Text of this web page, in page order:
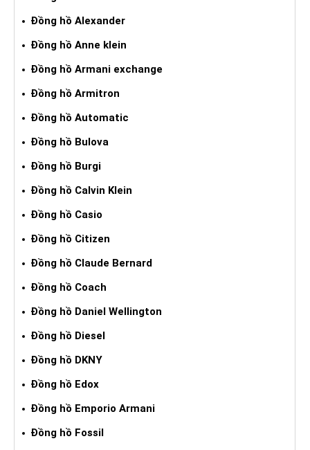
Đồng hồ Alexander
Đồng hồ Anne klein
Đồng hồ Armani exchange
Đồng hồ Armitron
Đồng hồ Automatic
Đồng hồ Bulova
Đồng hồ Burgi
Đồng hồ Calvin Klein
Đồng hồ Casio
Đồng hồ Citizen
Đồng hồ Claude Bernard
Đồng hồ Coach
Đồng hồ Daniel Wellington
Đồng hồ Diesel
Đồng hồ DKNY
Đồng hồ Edox
Đồng hồ Emporio Armani
Đồng hồ Fossil